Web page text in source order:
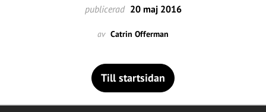
publicerad 20 maj 2016
av Catrin Offerman
Till startsidan